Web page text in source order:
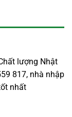
lượng Nhật
817, nhà nhập
nhất